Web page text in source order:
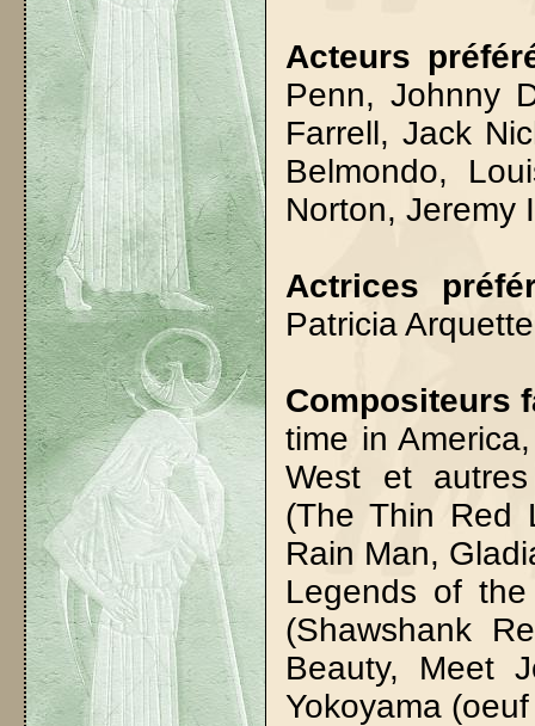
Acteurs
Penn, Johnny
Farrell, Jack
Belmondo,
Norton, Jeremy
Actrices
Patricia
Compositeurs
time in
West et
(The Thin Red
Rain Man,
Legends of
(Shawshank
Beauty, Meet
Yokoyama